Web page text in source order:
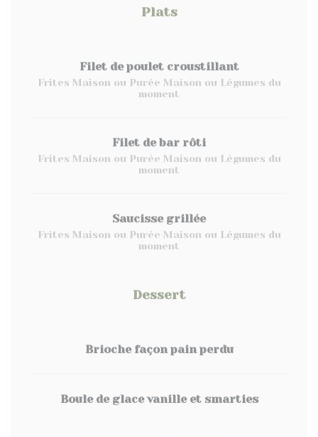
Plats
Filet de poulet croustillant
Frites Maison ou Purée Maison ou Légumes du
moment
Filet de bar rôti
Frites Maison ou Purée Maison ou Légumes du
moment
Saucisse grillée
Frites Maison ou Purée Maison ou Légumes du
moment
Dessert
Brioche façon pain perdu
Boule de glace vanille et smarties